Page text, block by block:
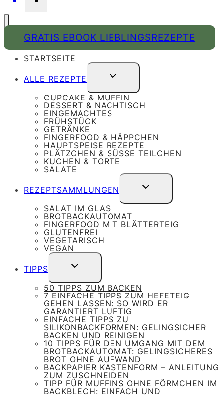
GRATIS EBOOK LIEBLINGSREZEPTE
STARTSEITE
ALLE REZEPTE
UNTERMENÜ
UMSCHALTEN
CUPCAKE & MUFFIN
DESSERT & NACHTISCH
EINGEMACHTES
FRÜHSTÜCK
GETRÄNKE
FINGERFOOD & HÄPPCHEN
HAUPTSPEISE REZEPTE
PLÄTZCHEN & SÜSSE TEILCHEN
KUCHEN & TORTE
SALATE
REZEPTSAMMLUNGEN
UNTERMENÜ
UMSCHALTEN
SALAT IM GLAS
BROTBACKAUTOMAT
FINGERFOOD MIT BLÄTTERTEIG
GLUTENFREI
VEGETARISCH
VEGAN
TIPPS
UNTERMENÜ
UMSCHALTEN
50 TIPPS ZUM BACKEN
7 EINFACHE TIPPS ZUM HEFETEIG
GEHEN LASSEN: SO WIRD ER
GARANTIERT LUFTIG
EINFACHE TIPPS ZU
SILIKONBACKFORMEN: GELINGSICHER
BACKEN UND REINIGEN
10 TIPPS FÜR DEN UMGANG MIT DEM
BROTBACKAUTOMAT: GELINGSICHERES
BROT OHNE AUFWAND
BACKPAPIER KASTENFORM – ANLEITUNG
ZUM ZUSCHNEIDEN
TIPP FÜR MUFFINS OHNE FÖRMCHEN IM
BACKBLECH: EINFACH UND